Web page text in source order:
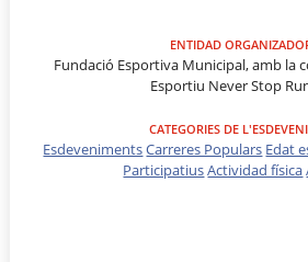
ENTIDAD
Fundació Esportiva Municipal, amb la
Esportiu Never Stop
CATEGORIES DE
EsdevenimentsCarreres Populars Edat
ParticipatiusActividad física